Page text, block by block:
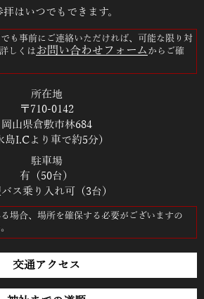
はいつでもできます。
も事前にご連絡いただければ、可能な限り対
しくはお問い合わせフォーム からご確
所在地
〒710-0142
岡山県倉敷市林684
島I.Cより車で約5分）
駐車場
有（50台）
ス乗り入れ可（3台）
場合、場所を確保する必要がございますの
交通アクセス